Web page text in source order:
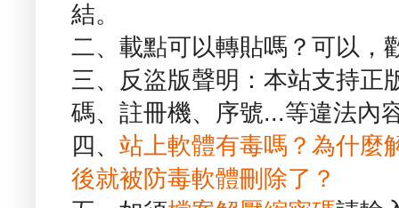
結。
二、載點可以轉貼嗎？可以，
三、反盜版聲明：本站支持正
碼、註冊機、序號...等違法內
四、 站上軟體有毒嗎？為什麼
後就被防毒軟體刪除了？